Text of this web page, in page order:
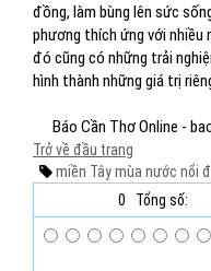
đồng, làm bùng lên sức
phương thích ứng với
đó cũng có những trải
hình thành những giá trị
Báo Cần Thơ Online -
Trở về đầu trang
miền Tâymùa nước nổi
0
Tổng số: